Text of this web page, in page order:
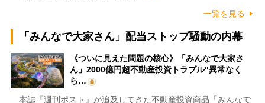
一覧を見る
「みんなで大家さん」配当ストップ騒動の内幕
《ついに見えた問題の核心》「みんなで大家さ
ん」2000億円超不動産投資トラブル“異常なく
ら…
本誌『週刊ポスト』が追及してきた不動産投資商品「みんなで